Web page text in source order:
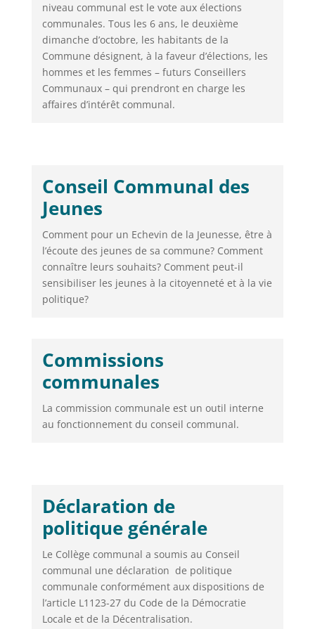
niveau communal est le vote aux élections
communales. Tous les 6 ans, le deuxième
dimanche d’octobre, les habitants de la
Commune désignent, à la faveur d’élections, les
hommes et les femmes – futurs Conseillers
Communaux – qui prendront en charge les
affaires d’intérêt communal.
Conseil Communal des
Jeunes
Comment pour un Echevin de la Jeunesse, être à
l’écoute des jeunes de sa commune? Comment
connaître leurs souhaits? Comment peut-il
sensibiliser les jeunes à la citoyenneté et à la vie
politique?
Commissions
communales
La commission communale est un outil interne
au fonctionnement du conseil communal.
Déclaration de
politique générale
Le Collège communal a soumis au Conseil
communal une déclaration de politique
communale conformément aux dispositions de
l’article L1123-27 du Code de la Démocratie
Locale et de la Décentralisation.